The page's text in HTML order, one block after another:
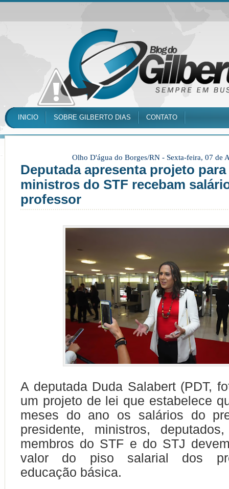
INICIO SOBRE GILBERTO DIAS CONTATO
Olho D'água do Borges/RN - Sexta-feira, 07 de
Deputada apresenta projeto para
ministros do STF recebam
professor
A deputada Duda Salabert (PDT,
um projeto de lei que estabelece
meses do ano os salários do
presidente, ministros,
membros do STF e do STJ
valor do piso salarial dos
educação básica.